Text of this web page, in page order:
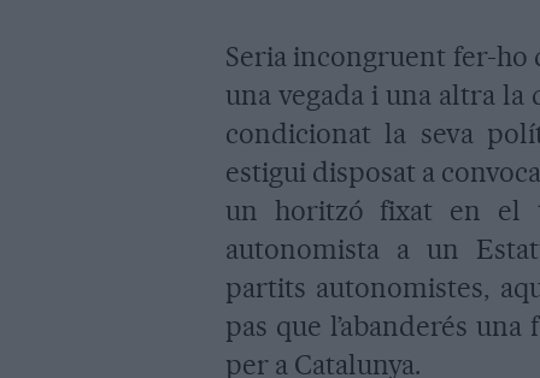
Seria incongruent fer-ho
una vegada i una altra la
condicionat la seva
estigui disposat a
un horitzó fixat en el
autonomista a un
partits autonomistes,
pas que l’abanderés
per a Catalunya.